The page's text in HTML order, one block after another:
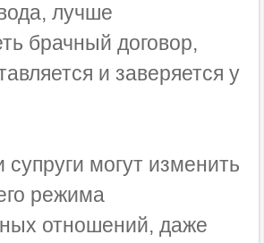
лучше
брачный договор,
и заверяется у
могут изменить
режима
отношений, даже